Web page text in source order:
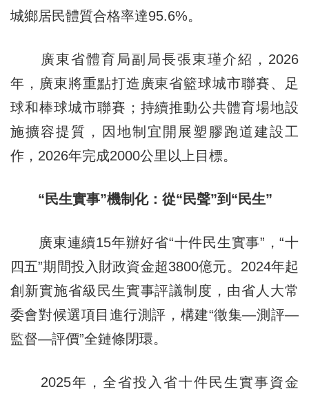
城鄉居民體質合格率達95.6%。
廣東省體育局副局長張東瑾介紹，2026
年，廣東將重點打造廣東省籃球城市聯賽、足
球和棒球城市聯賽；持續推動公共體育場地設
施擴容提質，因地制宜開展塑膠跑道建設工
作，2026年完成2000公里以上目標。
“民生實事”機制化：從“民聲”到“民生”
廣東連續15年辦好省“十件民生實事”，“十
四五”期間投入財政資金超3800億元。2024年起
創新實施省級民生實事評議制度，由省人大常
委會對候選項目進行測評，構建“徵集—測評—
監督—評價”全鏈條閉環。
2025年，全省投入省十件民生實事資金